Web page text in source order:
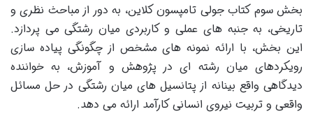
بخش سوم کتاب جولی تامپسون کلاین، به دور از مباحث نظری و
تاریخی، به جنبه های عملی و کاربردی میان رشتگی می پردازد.
این بخش، با ارائه نمونه های مشخص از چگونگی پیاده سازی
رویکردهای میان رشته ای در پژوهش و آموزش، به خواننده
دیدگاهی واقع بینانه از پتانسیل های میان رشتگی در حل مسائل
واقعی و تربیت نیروی انسانی کارآمد ارائه می دهد.